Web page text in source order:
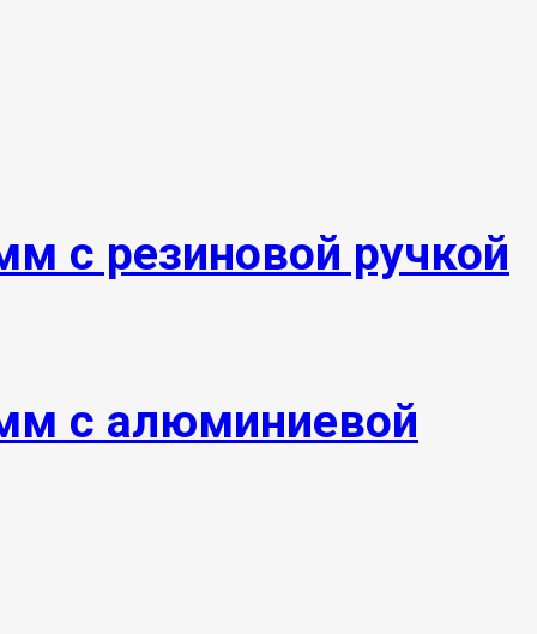
с резиновой ручкой
с алюминиевой